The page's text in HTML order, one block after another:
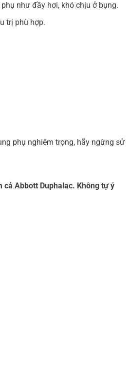
như đầy hơi, khó chịu ở bụng.
trị phù hợp.
phụ nghiêm trọng, hãy ngừng sử
Abbott Duphalac. Không tự ý